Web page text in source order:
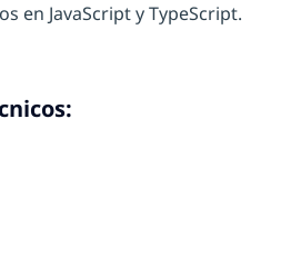
en JavaScript y TypeScript.